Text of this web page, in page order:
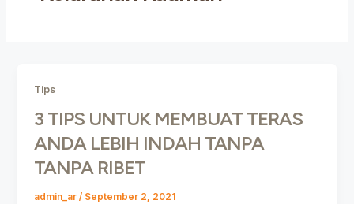
Tips
3 TIPS UNTUK MEMBUAT TERAS
ANDA LEBIH INDAH TANPA
TANPA RIBET
admin_ar / September 2, 2021